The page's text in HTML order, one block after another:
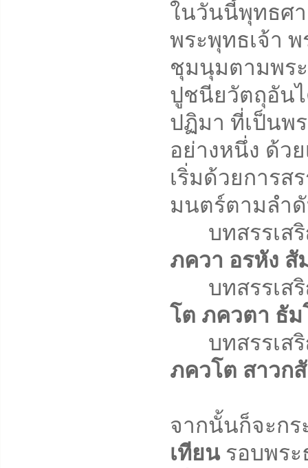
ในวันนี้พุทธศ
พระพุทธเจ้า
ชุมนุมตามพระ
ปูชนียวัตถุอัน
ปฏิมา ที่เป็นพ
อย่างหนึ่ง ด้ว
เริ่มด้วยการ
มนตร์ตามลำ
บทสรรเสริ
ภควา อรหัง
บทสรรเสริ
โต ภควตา ธั
บทสรรเสริ
ภควโต สาวก
จากนั้นก็จะก
เทียนรอบพระ